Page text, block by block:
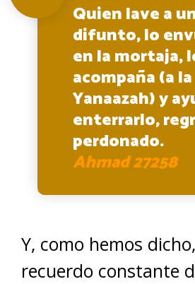
Quien lave a
difunto, lo
en la mortaja,
acompaña (a la
Yanaazah) y
enterrarlo,
perdonado.
Ahmad 27258
Y, como hemos
recuerdo constante